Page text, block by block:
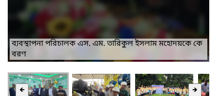
ব্যবস্থাপনা পরিচালক এস. এম. তারিকুল ইসলাম মহোদয়কে কে
বরণ
🡸 🡺